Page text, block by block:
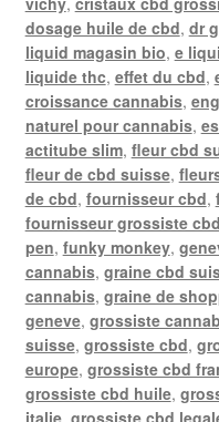
dosage huile de cbd, dr
liquid magasin bio, e
liquide thc, effet du cbd,
croissance cannabis,
naturel pour cannabis,
actitube slim, fleur cbd
fleur de cbd suisse,
de cbd, fournisseur cbd,
fournisseur grossiste cbd
pen, funky monkey,
cannabis, graine cbd
cannabis, graine de
geneve, grossiste
suisse, grossiste cbd,
europe, grossiste cbd
grossiste cbd huile,